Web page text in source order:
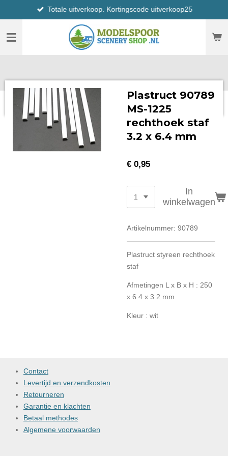
direct
naar
hoofdinhoud
Totale uitverkoop. Kortingscode uitverkoop25
Plastruct 90789
MS-1225
rechthoek staf
3.2 x 6.4 mm
€ 0,95
In
winkelwagen
Artikelnummer: 90789
Plastruct styreen rechthoek
staf
Afmetingen L x B x H : 250
x 6.4 x 3.2 mm
Kleur : wit
Contact
Levertijd en verzendkosten
Retourneren
Garantie en klachten
Betaal methodes
Algemene voorwaarden